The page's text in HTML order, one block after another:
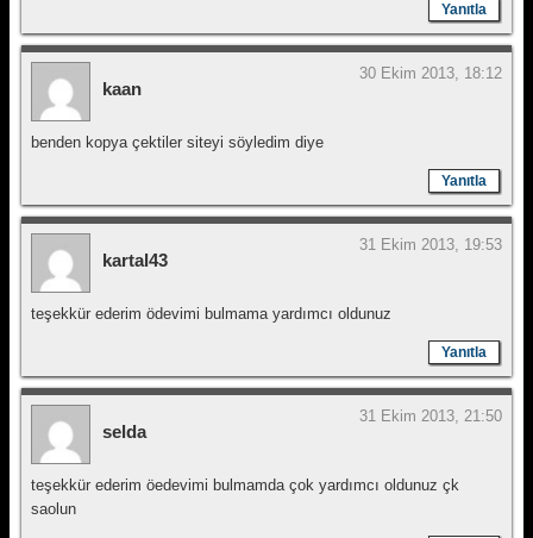
Yanıtla
kaan
30 Ekim 2013, 18:12
benden kopya çektiler siteyi söyledim diye
Yanıtla
kartal43
31 Ekim 2013, 19:53
teşekkür ederim ödevimi bulmama yardımcı oldunuz
Yanıtla
selda
31 Ekim 2013, 21:50
teşekkür ederim öedevimi bulmamda çok yardımcı oldunuz çk
saolun